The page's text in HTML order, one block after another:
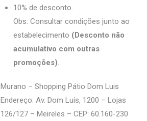
10% de desconto.
Obs: Consultar condições junto ao
estabelecimento (Desconto não
acumulativo com outras
promoções).
Murano – Shopping Pátio Dom Luis
Endereço: Av. Dom Luís, 1200 – Lojas
126/127 – Meireles – CEP: 60.160-230